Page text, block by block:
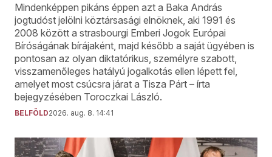
Mindenképpen pikáns éppen azt a Baka András
jogtudóst jelölni köztársasági elnöknek, aki 1991 és
2008 között a strasbourgi Emberi Jogok Európai
Bíróságának bírájaként, majd később a saját ügyében is
pontosan az olyan diktatórikus, személyre szabott,
visszamenőleges hatályú jogalkotás ellen lépett fel,
amelyet most csúcsra járat a Tisza Párt – írta
bejegyzésében Toroczkai László.
BELFÖLD2026. aug. 8. 14:41